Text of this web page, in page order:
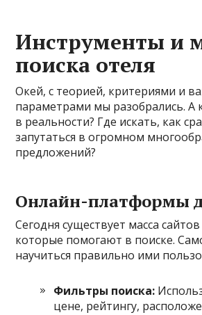
Инструменты и
поиска отеля
Окей, с теорией, критериями и
параметрами мы разобрались. А
в реальности? Где искать, как
запутаться в огромном
предложений?
Онлайн-платформы
Сегодня существует масса
которые помогают в поиске.
научиться правильно ими
Фильтры поиска:
цене, рейтингу,